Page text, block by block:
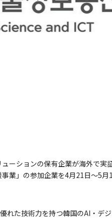
ーションの保有企業が海外で実
業」の参加企業を4月21日～5月
れた技術力を持つ韓国のAI・デ